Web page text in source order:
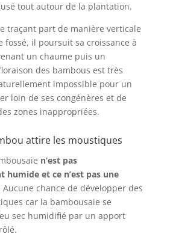
tout autour de la plantation.
traçant part de manière verticale
fossé, il poursuit sa croissance à
un chaume puis un
des bambous est très
impossible pour un
loin de ses congénères et de
zones inappropriées.
attire les moustiques
n’est pas
humide et ce n’est pas une
Aucune chance de développer des
car la bambousaie se
sec humidifié par un apport